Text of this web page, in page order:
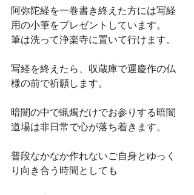
阿弥陀経を一巻書き終えた方には写経
用の小筆をプレゼントしています。
筆は洗って浄楽寺に置いて行けます。
写経を終えたら、収蔵庫で運慶作の仏
様の前で祈願します。
暗闇の中で蝋燭だけでお参りする暗闇
道場は非日常で心が落ち着きます。
普段なかなか作れないご自身とゆっく
り向き合う時間としても